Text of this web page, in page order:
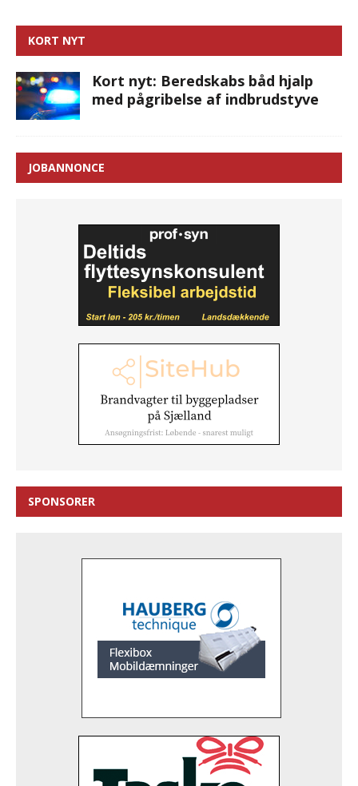
KORT NYT
Kort nyt: Beredskabs båd hjalp
med pågribelse af indbrudstyve
JOBANNONCE
SPONSORER